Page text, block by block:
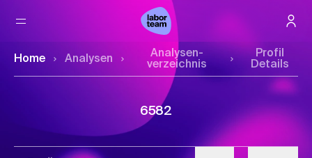
Home Analysen
Analysen­
verzeichnis
Profil
Details
6582